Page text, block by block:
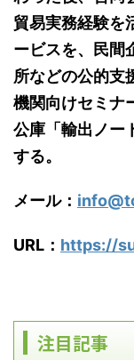
貿易実務経験を
ービスを、民間
所などの公的支
機関向けセミナ
公庫「輸出ノー
する。
メール：
URL： https://
注目記事